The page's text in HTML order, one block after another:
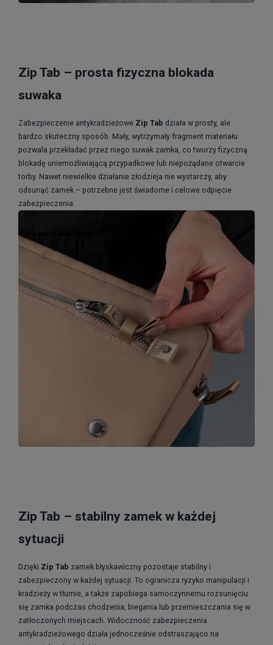
Zip Tab – prosta fizyczna blokada
suwaka
Zabezpieczenie antykradzieżowe Zip Tab działa w prosty, ale
bardzo skuteczny sposób. Mały, wytrzymały fragment materiału
pozwala przekładać przez niego suwak zamka, co tworzy fizyczną
blokadę uniemożliwiającą przypadkowe lub niepożądane otwarcie
torby. Nawet niewielkie działanie złodzieja nie wystarczy, aby
odsunąć zamek – potrzebne jest świadome i celowe odpięcie
zabezpieczenia.
Zip Tab – stabilny zamek w każdej
sytuacji
Dzięki Zip Tab zamek błyskawiczny pozostaje stabilny i
zabezpieczony w każdej sytuacji. To ogranicza ryzyko manipulacji i
kradzieży w tłumie, a także zapobiega samoczynnemu rozsunięciu
się zamka podczas chodzenia, biegania lub przemieszczania się w
zatłoczonych miejscach. Widoczność zabezpieczenia
antykradzieżowego działa jednocześnie odstraszająco na